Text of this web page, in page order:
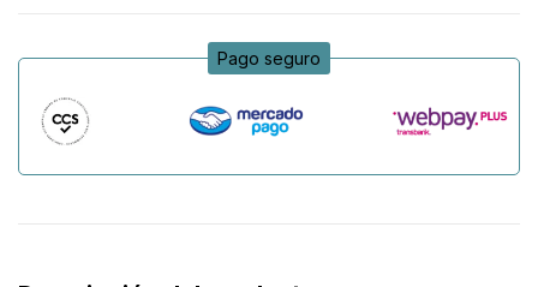
Pago seguro